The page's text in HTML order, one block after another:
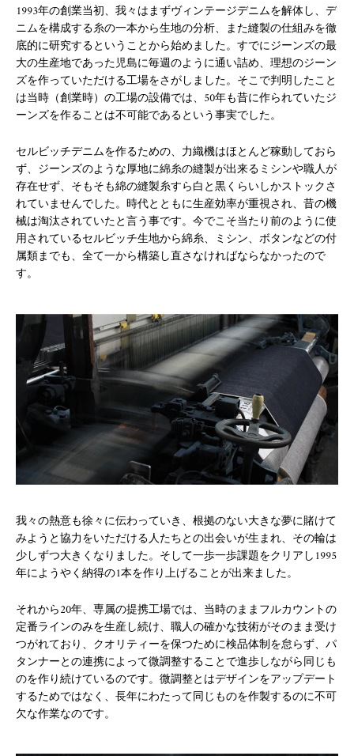
1993年の創業当初、我々はまずヴィンテージデニムを解体し、デ
ニムを構成する糸の一本から生地の分析、また縫製の仕組みを徹
底的に研究するということから始めました。すでにジーンズの最
大の生産地であった児島に毎週のように通い詰め、理想のジーン
ズを作っていただける工場をさがしました。そこで判明したこと
は当時（創業時）の工場の設備では、50年も昔に作られていたジ
ーンズを作ることは不可能であるという事実でした。
セルビッチデニムを作るための、力織機はほとんど稼動しておら
ず、ジーンズのような厚地に綿糸の縫製が出来るミシンや職人が
存在せず、そもそも綿の縫製糸すら白と黒くらいしかストックさ
れていませんでした。時代とともに生産効率が重視され、昔の機
械は淘汰されていたと言う事です。今でこそ当たり前のように使
用されているセルビッチ生地から綿糸、ミシン、ボタンなどの付
属類までも、全て一から構築し直さなければならなかったので
す。
我々の熱意も徐々に伝わっていき、根拠のない大きな夢に賭けて
みようと協力をいただける人たちとの出会いが生まれ、その輪は
少しずつ大きくなりました。そして一歩一歩課題をクリアし1995
年にようやく納得の1本を作り上げることが出来ました。
それから20年、専属の提携工場では、当時のままフルカウントの
定番ラインのみを生産し続け、職人の確かな技術がそのまま受け
つがれており、クオリティーを保つために検品体制を怠らず、パ
タンナーとの連携によって微調整することで進歩しながら同じも
のを作り続けているのです。微調整とはデザインをアップデート
するためではなく、長年にわたって同じものを作製するのに不可
欠な作業なのです。